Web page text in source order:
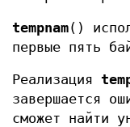
tempnam()
первые пять
Реализация
завершается
сможет найти